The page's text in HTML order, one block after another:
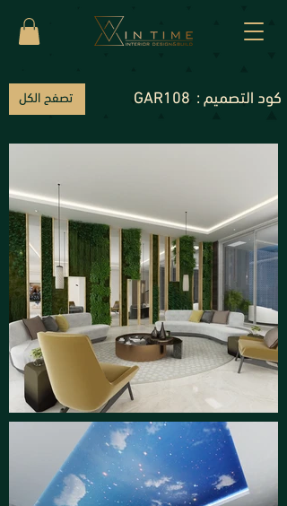
تصفح الكل GAR108 كود التصميم :